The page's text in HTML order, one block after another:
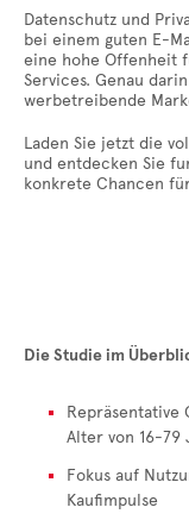
Datenschutz und
bei einem guten E-
eine hohe Offenheit
Services. Genau
werbetreibende
Laden Sie jetzt die
und entdecken Sie
konkrete Chancen
Die Studie im
Repräsentative
Alter von 16-79
Fokus auf
Kaufimpulse